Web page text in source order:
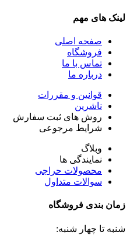
لینک های مهم
صفحه اصلی
فروشگاه
تماس با ما
درباره ما
قوانین و مقررات
ناشرین
روش های ثبت سفارش
شرایط مرجوعی
وبلاگ
نمایندگی ها
محصولات حراجی
سوالات متداول
زمان بندی فروشگاه
شنبه تا چهار شنبه: